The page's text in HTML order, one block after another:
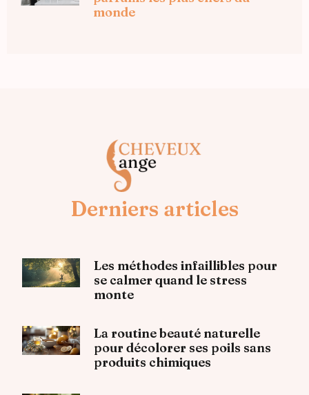
monde
Derniers articles
Les méthodes infaillibles pour
se calmer quand le stress
monte
La routine beauté naturelle
pour décolorer ses poils sans
produits chimiques